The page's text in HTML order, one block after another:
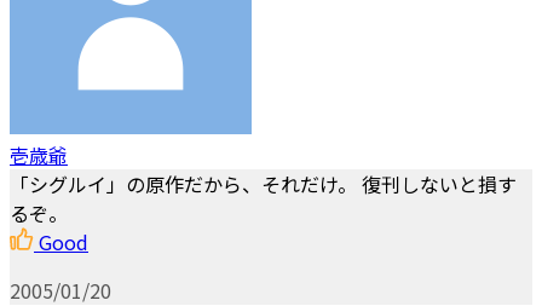
壱歳爺
「シグルイ」の原作だから、それだけ。 復刊しないと損す
るぞ。
Good
2005/01/20